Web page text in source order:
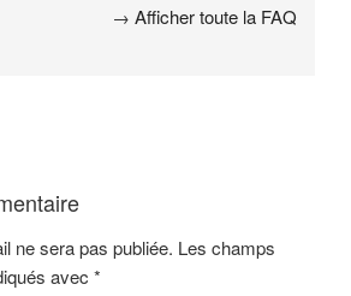
→ Afficher toute la FAQ
ne sera pas publiée. Les champs
avec *